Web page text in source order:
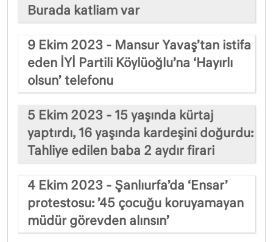
Burada katliam var
9 Ekim 2023 - Mansur Yavaş’tan istifa
eden İYİ Partili Köylüoğlu’na ‘Hayırlı
olsun’ telefonu
5 Ekim 2023 - 15 yaşında kürtaj
yaptırdı, 16 yaşında kardeşini doğurdu:
Tahliye edilen baba 2 aydır firari
4 Ekim 2023 - Şanlıurfa’da ‘Ensar’
protestosu: ’45 çocuğu koruyamayan
müdür görevden alınsın’